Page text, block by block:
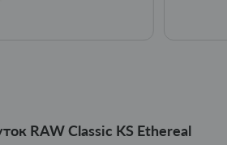
RAW Classic KS Ethereal